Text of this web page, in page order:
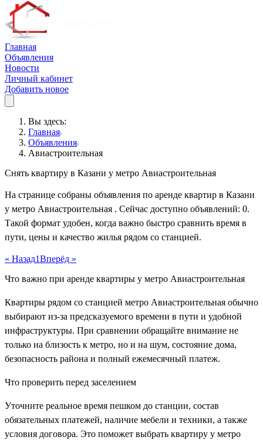
Главная
Объявления
Новости
Личный кабинет
Добавить новое
Вы здесь:
Главная
Объявления
Авиастроительная
Снять квартиру в Казани у метро Авиастроительная
На странице собраны объявления по аренде квартир в Казани
у метро Авиастроительная . Сейчас доступно объявлений: 0.
Такой формат удобен, когда важно быстро сравнить время в
пути, цены и качество жилья рядом со станцией.
« Назад1Вперёд »
Что важно при аренде квартиры у метро Авиастроительная
Квартиры рядом со станцией метро Авиастроительная обычно
выбирают из-за предсказуемого времени в пути и удобной
инфраструктуры. При сравнении обращайте внимание не
только на близость к метро, но и на шум, состояние дома,
безопасность района и полный ежемесячный платеж.
Что проверить перед заселением
Уточните реальное время пешком до станции, состав
обязательных платежей, наличие мебели и техники, а также
условия договора. Это поможет выбрать квартиру у метро